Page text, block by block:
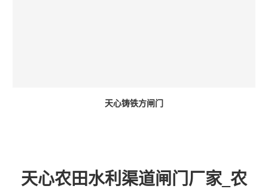
天心铸铁方闸门
天心农田水利渠道闸门厂家_农